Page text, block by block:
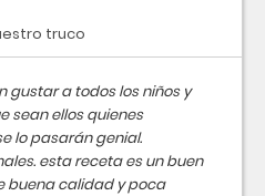
truco
gustar a todos los niños y
sean ellos quienes
lo pasarán genial.
esta receta es un buen
buena calidad y poca